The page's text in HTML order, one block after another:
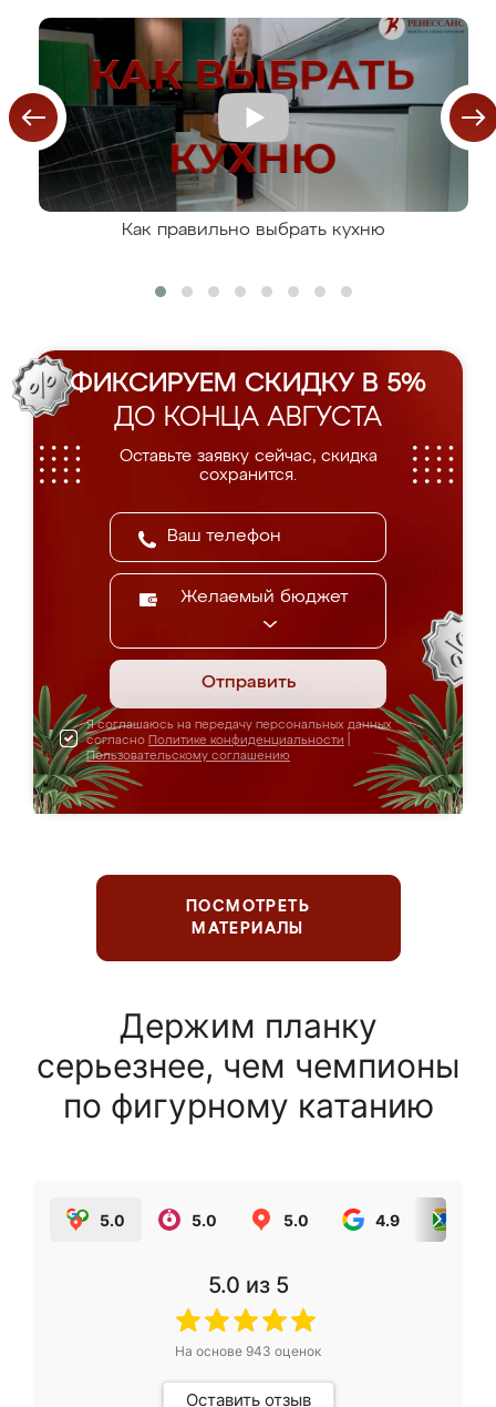
Как правильно выбрать кухню
ФИКСИРУЕМ СКИДКУ В 5%
ДО КОНЦА АВГУСТА
Оставьте заявку сейчас, скидка
сохранится.
Желаемый бюджет
Отправить
Я соглашаюсь на передачу персональных данных
согласно Политике конфиденциальности
Пользовательскому соглашению
ПОСМОТРЕТЬ
МАТЕРИАЛЫ
Держим планку
серьезнее, чем чемпионы
по фигурному катанию
5.0 5.0 5.0 4.9
5.0 из 5
На основе 943 оценок
Оставить отзыв